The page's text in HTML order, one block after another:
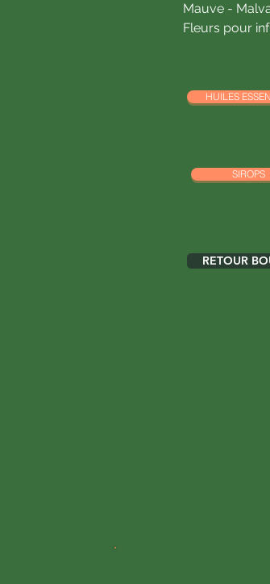
Mauve -
Fleurs pour
HUILES
SIROPS
RETOUR